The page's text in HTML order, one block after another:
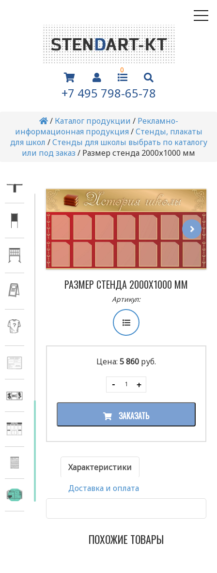
0
+7 495 798-65-78
/ Каталог продукции / Рекламно-
информационная продукция/Стенды, плакаты
для школ /Стенды для школы выбрать по каталогу
или под заказ / Размер стенда 2000х1000 мм
Next
РАЗМЕР СТЕНДА 2000Х1000 ММ
Артикул:
Цена: 5 860 руб.
ЗАКАЗАТЬ
Характеристики
Доставка и оплата
ПОХОЖИЕ ТОВАРЫ